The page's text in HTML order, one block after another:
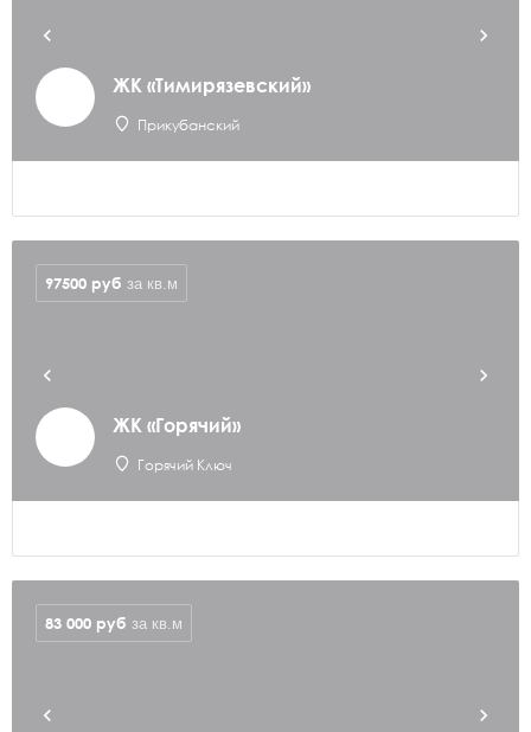
ЖК «Тимирязевский»
Прикубанский
ЖК «Горячий»
Горячий Ключ
97500 руб за кв.м
83 000 руб за кв.м